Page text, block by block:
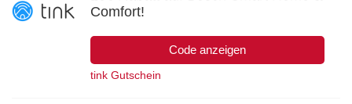
Comfort!
Code anzeigen
tink Gutschein